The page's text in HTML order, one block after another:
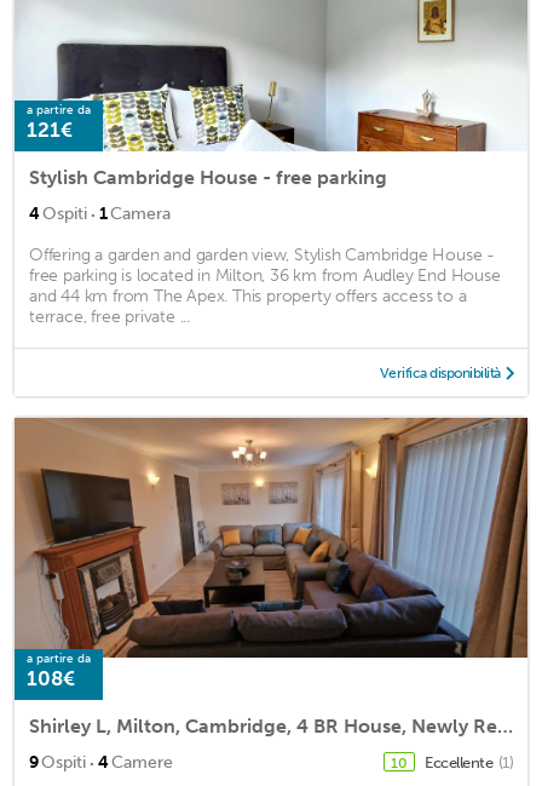
a partire da
121€
Stylish Cambridge House - free parking
4Ospiti · 1Camera
Offering a garden and garden view, Stylish Cambridge House -
free parking is located in Milton, 36 km from Audley End House
and 44 km from The Apex. This property offers access to a
terrace, free private ...
Verifica disponibilità
a partire da
108€
Shirley L, Milton, Cambridge, 4 BR House, Newly Refurbished
9Ospiti · 4Camere 10 Eccellente (1)